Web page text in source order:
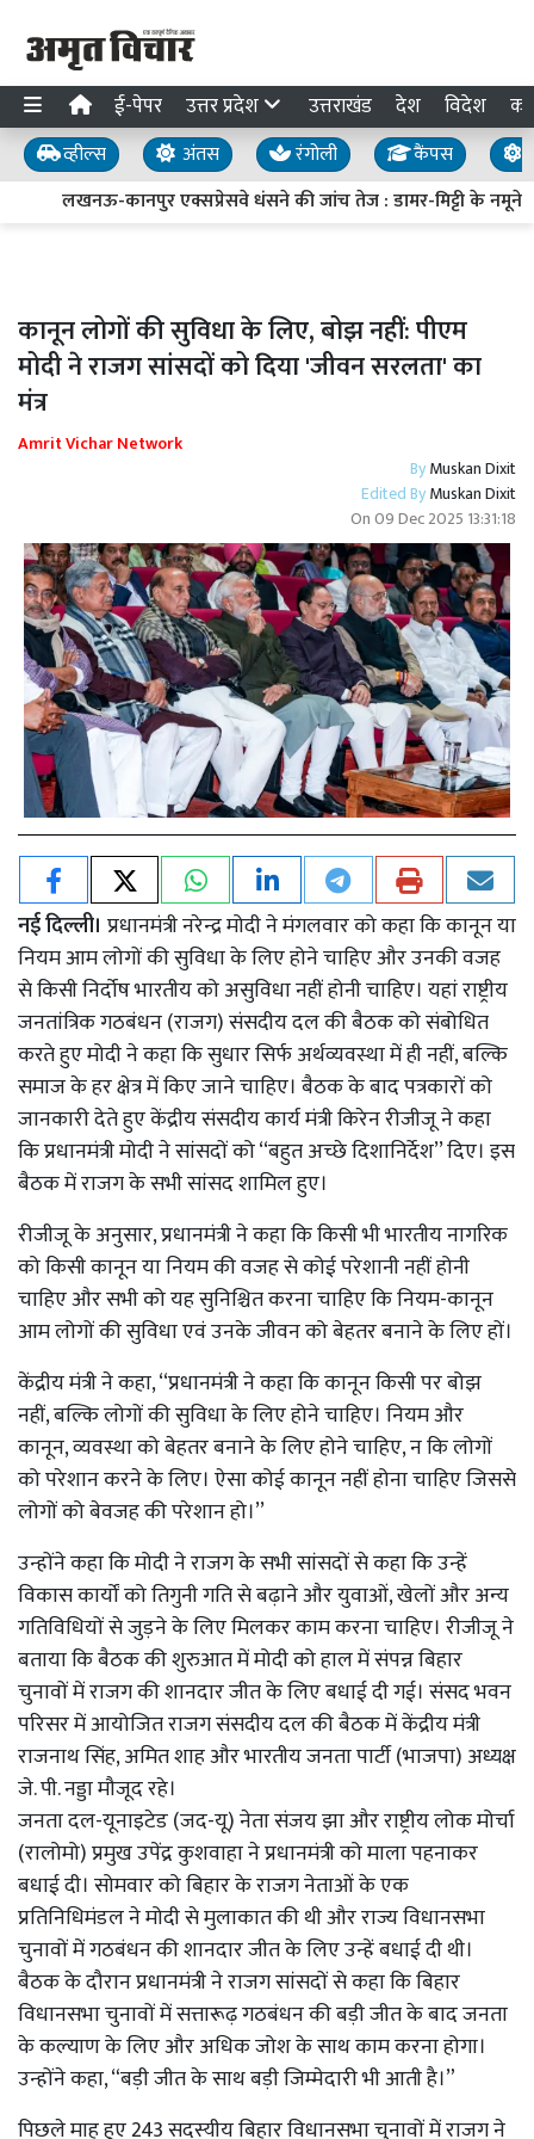
ई-पेपर उत्तर प्रदेश उत्तराखंड देश विदेश
व्हील्स अंतस रंगोली कैंपस
लखनऊ-कानपुर एक्सप्रेसवे धंसने की जांच तेज : डामर-मिट्टी के नमूने
कानून लोगों की सुविधा के लिए, बोझ नहीं: पीएम
मोदी ने राजग सांसदों को दिया 'जीवन सरलता' का
मंत्र
Amrit Vichar Network
ByMuskan Dixit
Edited ByMuskan Dixit
On09 Dec 2025 13:31:18
नई दिल्ली। प्रधानमंत्री नरेन्द्र मोदी ने मंगलवार को कहा कि कानून या
नियम आम लोगों की सुविधा के लिए होने चाहिए और उनकी वजह
से किसी निर्दोष भारतीय को असुविधा नहीं होनी चाहिए। यहां राष्ट्रीय
जनतांत्रिक गठबंधन (राजग) संसदीय दल की बैठक को संबोधित
करते हुए मोदी ने कहा कि सुधार सिर्फ अर्थव्यवस्था में ही नहीं, बल्कि
समाज के हर क्षेत्र में किए जाने चाहिए। बैठक के बाद पत्रकारों को
जानकारी देते हुए केंद्रीय संसदीय कार्य मंत्री किरेन रीजीजू ने कहा
कि प्रधानमंत्री मोदी ने सांसदों को ‘‘बहुत अच्छे दिशानिर्देश’’ दिए। इस
बैठक में राजग के सभी सांसद शामिल हुए।
रीजीजू के अनुसार, प्रधानमंत्री ने कहा कि किसी भी भारतीय नागरिक
को किसी कानून या नियम की वजह से कोई परेशानी नहीं होनी
चाहिए और सभी को यह सुनिश्चित करना चाहिए कि नियम-कानून
आम लोगों की सुविधा एवं उनके जीवन को बेहतर बनाने के लिए हों।
केंद्रीय मंत्री ने कहा, ‘‘प्रधानमंत्री ने कहा कि कानून किसी पर बोझ
नहीं, बल्कि लोगों की सुविधा के लिए होने चाहिए। नियम और
कानून, व्यवस्था को बेहतर बनाने के लिए होने चाहिए, न कि लोगों
को परेशान करने के लिए। ऐसा कोई कानून नहीं होना चाहिए जिससे
लोगों को बेवजह की परेशान हो।’’
उन्होंने कहा कि मोदी ने राजग के सभी सांसदों से कहा कि उन्हें
विकास कार्यों को तिगुनी गति से बढ़ाने और युवाओं, खेलों और अन्य
गतिविधियों से जुड़ने के लिए मिलकर काम करना चाहिए। रीजीजू ने
बताया कि बैठक की शुरुआत में मोदी को हाल में संपन्न बिहार
चुनावों में राजग की शानदार जीत के लिए बधाई दी गई। संसद भवन
परिसर में आयोजित राजग संसदीय दल की बैठक में केंद्रीय मंत्री
राजनाथ सिंह, अमित शाह और भारतीय जनता पार्टी (भाजपा) अध्यक्ष
जे. पी. नड्डा मौजूद रहे।
जनता दल-यूनाइटेड (जद-यू) नेता संजय झा और राष्ट्रीय लोक मोर्चा
(रालोमो) प्रमुख उपेंद्र कुशवाहा ने प्रधानमंत्री को माला पहनाकर
बधाई दी। सोमवार को बिहार के राजग नेताओं के एक
प्रतिनिधिमंडल ने मोदी से मुलाकात की थी और राज्य विधानसभा
चुनावों में गठबंधन की शानदार जीत के लिए उन्हें बधाई दी थी।
बैठक के दौरान प्रधानमंत्री ने राजग सांसदों से कहा कि बिहार
विधानसभा चुनावों में सत्तारूढ़ गठबंधन की बड़ी जीत के बाद जनता
के कल्याण के लिए और अधिक जोश के साथ काम करना होगा।
उन्होंने कहा, “बड़ी जीत के साथ बड़ी जिम्मेदारी भी आती है।”
पिछले माह हुए 243 सदस्यीय बिहार विधानसभा चुनावों में राजग ने